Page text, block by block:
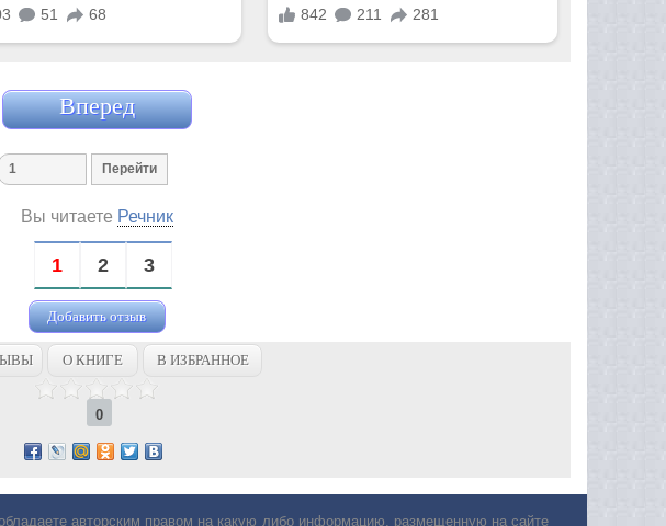
Вперед
Вы читаете Речник
1 2 3
Добавить отзыв
О КНИГЕ В ИЗБРАННОЕ
0
авторским правом на какую либо информацию, размещенную на сайте